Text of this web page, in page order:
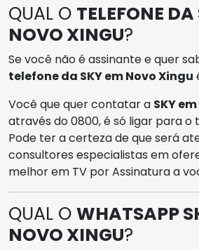
QUAL O TELEFONE
NOVO XINGU?
Se você não é assinante e quer
telefone da SKY em Novo Xingu
Você que quer contatar a SKY
através do 0800, é só ligar para o
Pode ter a certeza de que será
consultores especialistas em
melhor em TV por Assinatura a
QUAL O WHATSAPP
NOVO XINGU?